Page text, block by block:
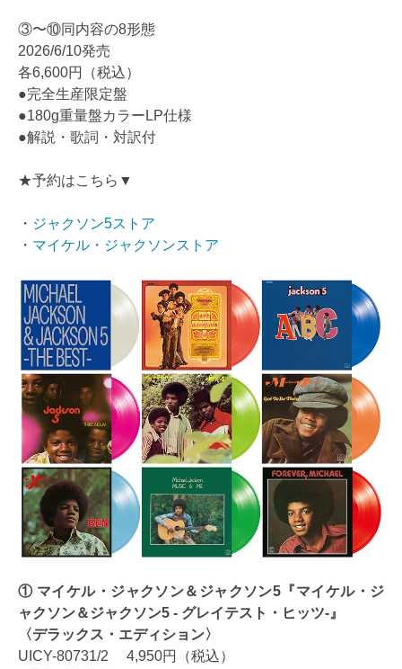
③〜⑩同内容の8形態
2026/6/10発売
各6,600円（税込）
●完全生産限定盤
●180g重量盤カラーLP仕様
●解説・歌詞・対訳付
★予約はこちら▼
・ ジャクソン5ストア
・ マイケル・ジャクソンストア
① マイケル・ジャクソン＆ジャクソン5『マイケル・ジ
ャクソン＆ジャクソン5 - グレイテスト・ヒッツ-』
〈デラックス・エディション〉
UICY-80731/2 4,950円（税込）